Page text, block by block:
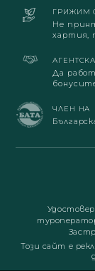
ГРИЖИМ
Не
хартия,
Да
ЧЛЕН НА
Този сайт е